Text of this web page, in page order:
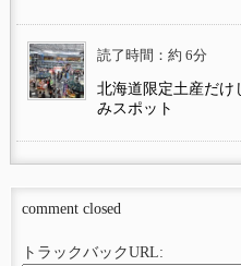
読了時間：約 6分
北海道限定土産だけ
みスポット
comment closed
トラックバックURL: